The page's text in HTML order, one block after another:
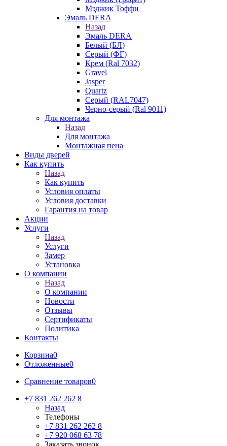
Мэджик Тоффи
Эмаль DERA
Назад
Эмаль DERA
Белый (БЛ)
Серый (ФГ)
Крем (Ral 7032)
Gravel
Jasper
Quartz
Серый (RAL7047)
Черно-серый (Ral 9011)
Для монтажа
Назад
Для монтажа
Монтажная пена
Виды дверей
Как купить
Назад
Как купить
Условия оплаты
Условия доставки
Гарантия на товар
Акции
Услуги
Назад
Услуги
Замер
Установка
О компании
Назад
О компании
Новости
Отзывы
Сертификаты
Политика
Контакты
Корзина0
Отложенные0
Сравнение товаров0
+7 831 262 262 8
Назад
Телефоны
+7 831 262 262 8
+7 920 068 63 78
Заказать звонок